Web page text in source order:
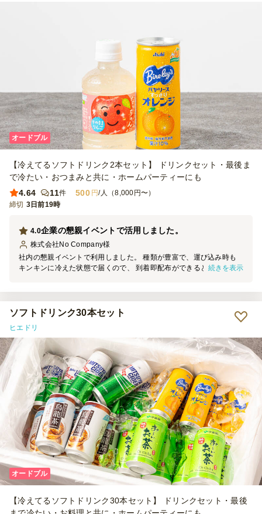
オードブル
【冷えてるソフトドリンク2本セット】 ドリンクセット・最後ま
で冷たい・おつまみと共に・ホームパーティーにも
4.64
11件 500 円/人（8,000円〜）
締切 3日前19時
企業の懇親イベントで活用しました。
4.0
株式会社No Company様
社内の懇親イベントで利用しました。 種類が豊富で、運び込み時も
キンキンに冷えた状態で届くので、 到着即配布ができるところが良
続きを表示
ソフトドリンク30本セット
ヒエドリ
オードブル
【冷えてるソフトドリンク30本セット】 ドリンクセット・最後